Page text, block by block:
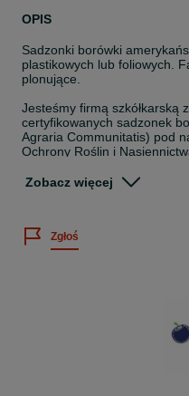
OPIS
Sadzonki borówki
plastikowych lub foliowych.
plonujące.
Jesteśmy firmą szkółkarską
certyfikowanych sadzonek
Agraria Communitatis) pod
Ochrony Roślin i
uzyskujemy możliwie
szkółkami oraz
oferujemy profesjonalną
Zobacz więcej
Zgłoś